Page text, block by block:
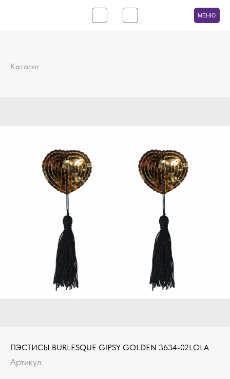
МЕНЮ
Каталог
ПЭСТИСЫ BURLESQUE GIPSY GOLDEN 3634-02LOLA
Артикул: